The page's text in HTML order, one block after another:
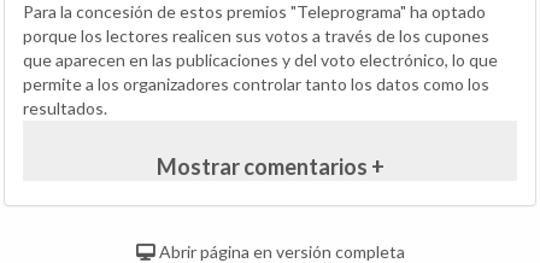
Para la concesión de estos premios "Teleprograma" ha optado
porque los lectores realicen sus votos a través de los cupones
que aparecen en las publicaciones y del voto electrónico, lo que
permite a los organizadores controlar tanto los datos como los
resultados.
Mostrar comentarios +
Abrir página en versión completa